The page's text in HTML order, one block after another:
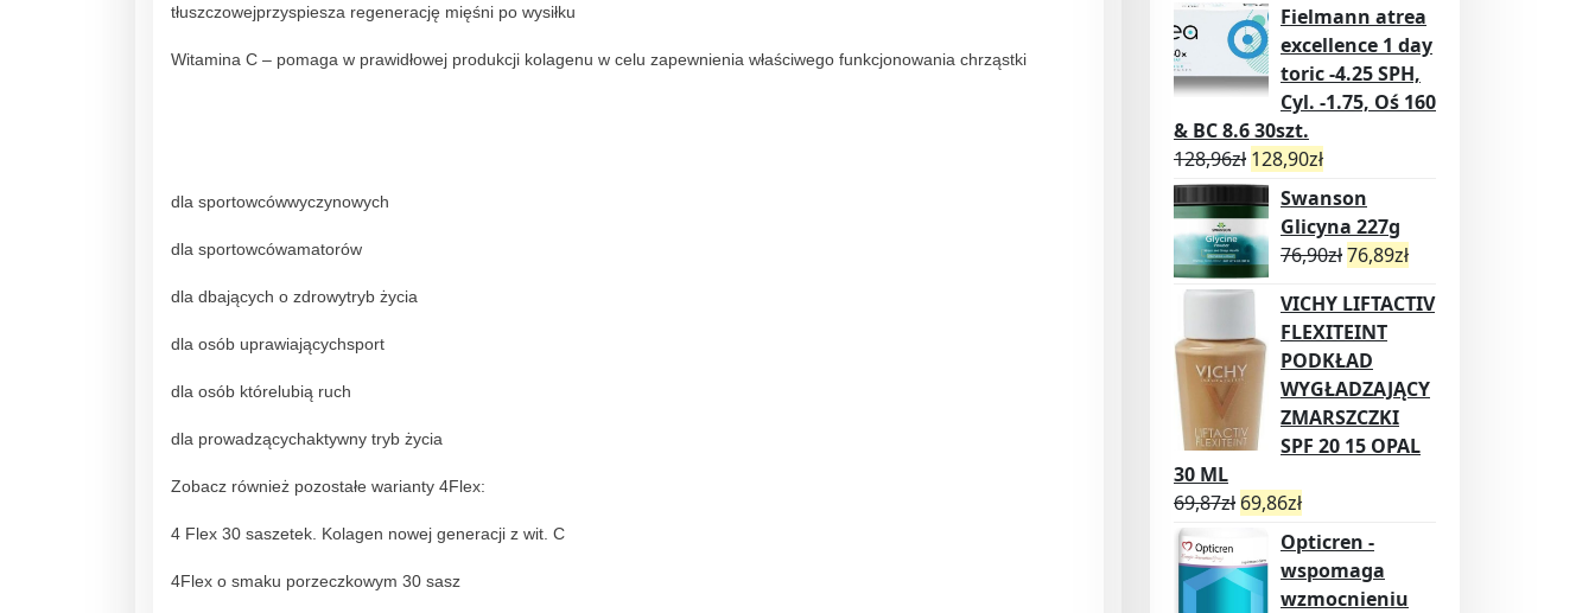
tłuszczowejprzyspiesza regenerację mięśni po wysiłku
Witamina C – pomaga w prawidłowej produkcji kolagenu w celu zapewnienia właściwego funkcjonowania chrząstki
dla sportowcówwyczynowych
dla sportowcówamatorów
dla dbających o zdrowytryb życia
dla osób uprawiającychsport
dla osób którelubią ruch
dla prowadzącychaktywny tryb życia
Zobacz również pozostałe warianty 4Flex:
4 Flex 30 saszetek. Kolagen nowej generacji z wit. C
4Flex o smaku porzeczkowym 30 sasz
Fielmann atrea
excellence 1 day
toric -4.25 SPH,
Cyl. -1.75, Oś 160
& BC 8.6 30szt.
128,96zł 128,90zł
Swanson
Glicyna 227g
76,90zł76,89zł
VICHY LIFTACTIV
FLEXITEINT
PODKŁAD
WYGŁADZAJĄCY
ZMARSZCZKI
SPF 20 15 OPAL
30 ML
69,87zł 69,86zł
Opticren -
wspomaga
wzmocnieniu